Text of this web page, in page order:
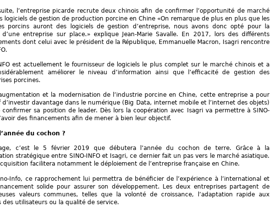
l’entreprise picarde recrute deux chinois afin de confirmer l’opportunité de marché
logiciels de gestion de production porcine en Chine «On remarque de plus en plus que les
porcins auront des logiciels de gestion d’entreprise, nous avons donc opté pour la
d’une entreprise sur place.» explique Jean-Marie Savalle. En 2017, lors des différents
dont celui avec le président de la République, Emmanuelle Macron, Isagri rencontre
est actuellement le fournisseur de logiciels le plus complet sur le marché chinois et a
améliorer le niveau d’information ainsi que l’efficacité de gestion des
porcines.
et la modernisation de l’industrie porcine en Chine, cette entreprise a pour
d’investir davantage dans le numérique (Big Data, internet mobile et l’internet des objets)
sa position de leader. Dès lors la coopération avec Isagri va permettre à SINO-
des financements afin de mener à bien leur objectif.
du cochon ?
c’est le 5 février 2019 que débutera l’année du cochon de terre. Grâce à la
stratégique entre SINO-INFO et Isagri, ce dernier fait un pas vers le marché asiatique.
facilitera notamment le déploiement de l’entreprise française en Chine.
Info, ce rapprochement lui permettra de bénéficier de l’expérience à l’international et
solide pour assurer son développement. Les deux entreprises partagent de
valeurs communes, telles que la volonté de croissance, l’adaptation rapide aux
des utilisateurs ou la qualité de service.